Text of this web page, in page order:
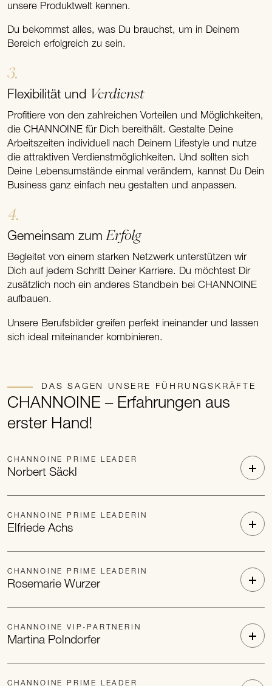
unsere Produktwelt kennen.
Du bekommst alles, was Du brauchst, um in Deinem
Bereich erfolgreich zu sein.
3.
Flexibilität und Verdienst
Profitiere von den zahlreichen Vorteilen und Möglichkeiten,
die CHANNOINE für Dich bereithält. Gestalte Deine
Arbeitszeiten individuell nach Deinem Lifestyle und nutze
die attraktiven Verdienstmöglichkeiten. Und sollten sich
Deine Lebensumstände einmal verändern, kannst Du Dein
Business ganz einfach neu gestalten und anpassen.
4.
Gemeinsam zumErfolg
Begleitet von einem starken Netzwerk unterstützen wir
Dich auf jedem Schritt Deiner Karriere. Du möchtest Dir
zusätzlich noch ein anderes Standbein bei CHANNOINE
aufbauen.
Unsere Berufsbilder greifen perfekt ineinander und lassen
sich ideal miteinander kombinieren.
DAS SAGEN UNSERE FÜHRUNGSKRÄFTE
CHANNOINE – Erfahrungen aus
erster Hand!
CHANNOINE PRIME LEADER
Norbert Säckl
CHANNOINE PRIME LEADERIN
Elfriede Achs
CHANNOINE PRIME LEADERIN
Rosemarie Wurzer
CHANNOINE VIP-PARTNERIN
Martina Polndorfer
CHANNOINE PRIME LEADER